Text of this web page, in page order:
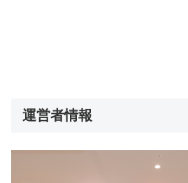
運営者情報